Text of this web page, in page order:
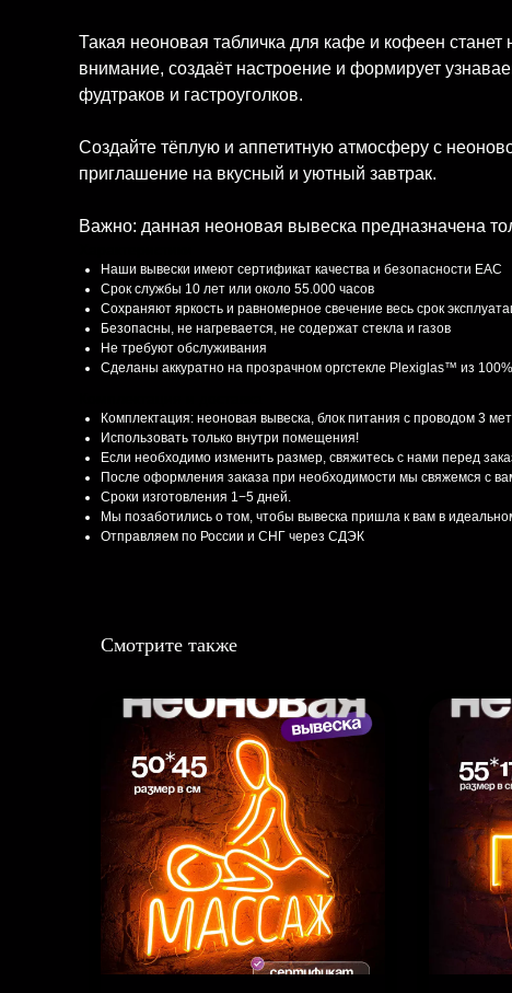
Такая неоновая табличка для кафе и кофеен
внимание, создаёт настроение и формирует
фудтраков и гастроуголков.
Создайте тёплую и аппетитную атмосферу с
приглашение на вкусный и уютный завтрак.
Важно: данная неоновая вывеска предназначена
Наши вывески имеют сертификат качества и безопасности EAC
Срок службы 10 лет или около 55.000 часов
Сохраняют яркость и равномерное свечение весь срок
Безопасны, не нагревается, не содержат стекла и газов
Не требуют обслуживания
Сделаны аккуратно на прозрачном оргстекле Plexiglas™ из
Комплектация: неоновая вывеска, блок питания с проводом 3
Использовать только внутри помещения!
Если необходимо изменить размер, свяжитесь с нами перед
После оформления заказа при необходимости мы свяжемся с
Сроки изготовления 1−5 дней.
Мы позаботились о том, чтобы вывеска пришла к вам в
Отправляем по России и СНГ через СДЭК
Смотрите также